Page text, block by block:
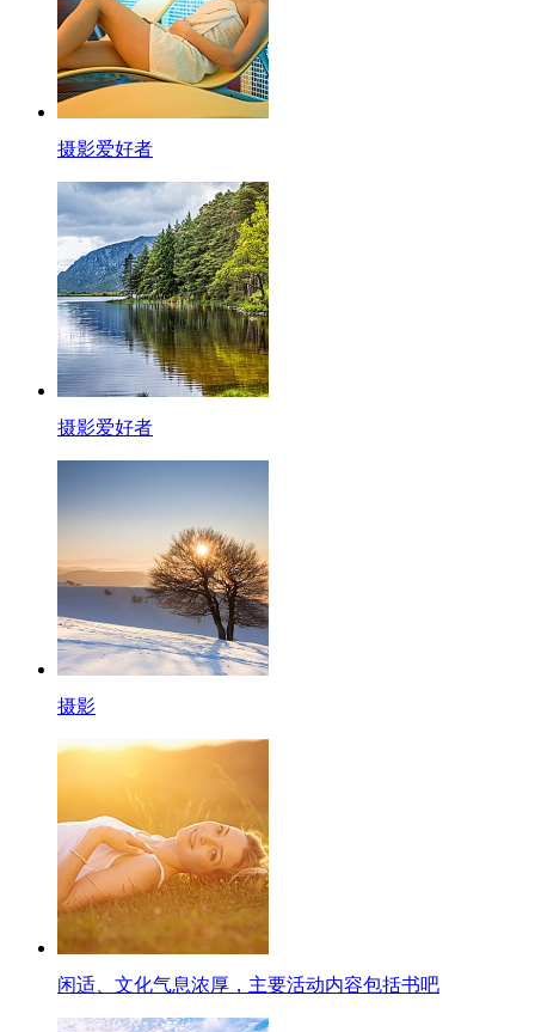
摄影爱好者
摄影爱好者
摄影
闲适、文化气息浓厚，主要活动内容包括书吧